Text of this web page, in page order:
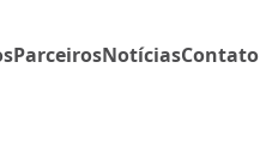
ParceirosNotíciasContato